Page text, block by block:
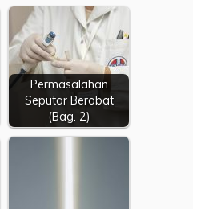
Permasalahan
Seputar Berobat
(Bag. 2)